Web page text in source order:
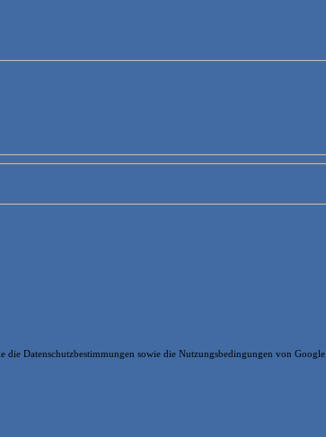
Datenschutzbestimmungen sowie die Nutzungsbedingungen von Google